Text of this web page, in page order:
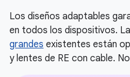
Los diseños adaptables
en todos los dispositivos.
grandes existentes están
y lentes de RE con cable.